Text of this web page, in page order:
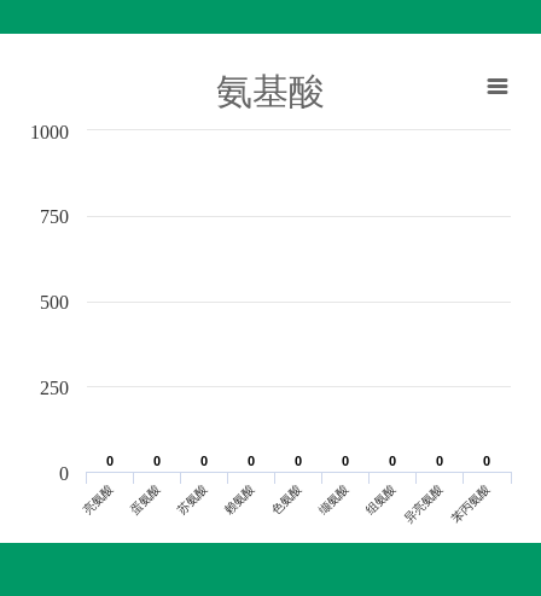
氨基酸
0
0 0
0 0
0 0
0 0
0 0
0 0
0 0
0 0
0
亮氨酸 蛋氨酸 苏氨酸 赖氨酸 色氨酸 缬氨酸 组氨酸 异亮氨酸苯丙氨酸
0
250
500
750
1000